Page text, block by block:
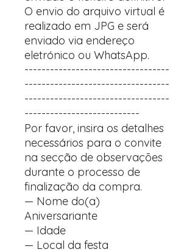
O envio do arquivo virtual é
realizado em JPG e será
enviado via endereço
eletrónico ou WhatsApp.
----------------------------------
----------------------------------
----------------------------------
---------------------------
Por favor, insira os detalhes
necessários para o convite
na secção de observações
durante o processo de
finalização da compra.
— Nome do(a)
Aniversariante
— Idade
— Local da festa